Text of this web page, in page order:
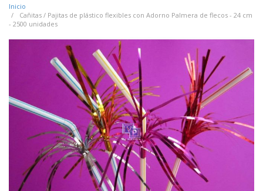
Inicio
Cañitas / Pajitas de plástico flexibles con Adorno Palmera de flecos - 24 cm
- 2500 unidades